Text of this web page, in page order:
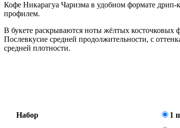
Кофе Никарагуа Чаризма в удобном формате
профилем.
В букете раскрываются ноты жёлтых косточковых
Послевкусие средней продолжительности, с
средней плотности.
Набор
1